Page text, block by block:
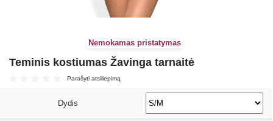
Nemokamas pristatymas
Teminis kostiumas Žavinga tarnaitė
Parašyti atsiliepimą
Dydis